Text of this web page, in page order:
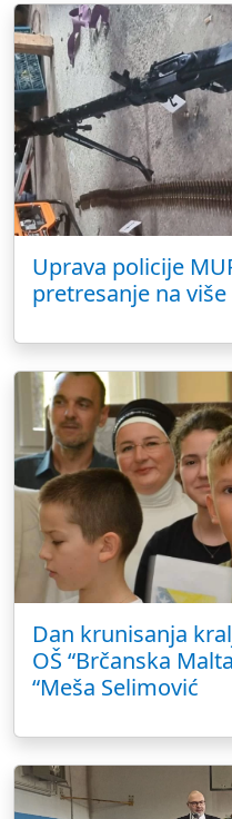
Uprava policije
pretresanje na više
Dan krunisanja
OŠ “Brčanska
“Meša Selimović